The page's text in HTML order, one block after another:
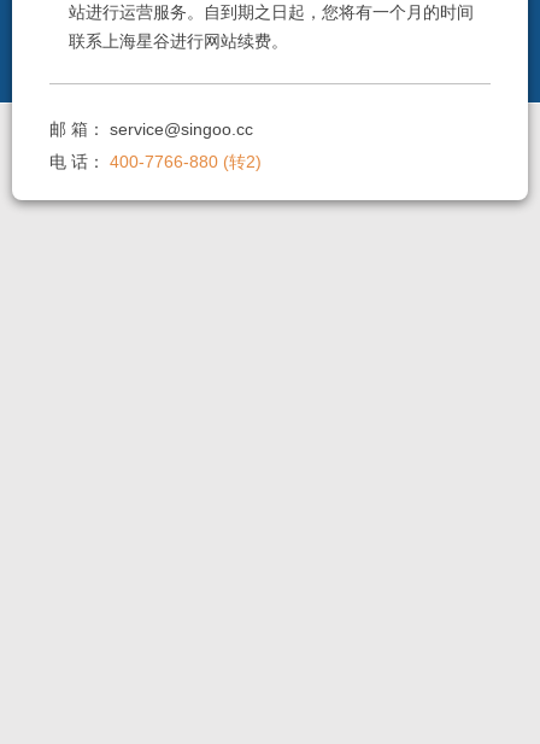
站进行运营服务。自到期之日起，您将有一个月的时间
联系上海星谷进行网站续费。
邮 箱：service@singoo.cc
电 话：400-7766-880 (转2)